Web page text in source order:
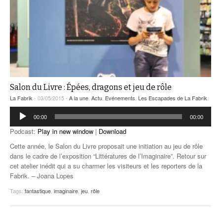
Salon du Livre : Épées, dragons et jeu de rôle
La Fabrik- 03/05/2015 - A la une, Actu, Evénements, Les Escapades de La Fabrik
Lecteur
audio
00:00 00:00
Podcast: Play in new window | Download
Cette année, le Salon du Livre proposait une initiation au jeu de rôle
dans le cadre de l’exposition “Littératures de l’Imaginaire”. Retour sur
cet atelier inédit qui a su charmer les visiteurs et les reporters de la
Fabrik. – Joana Lopes
Tags: fantastique, imaginaire, jeu, rôle